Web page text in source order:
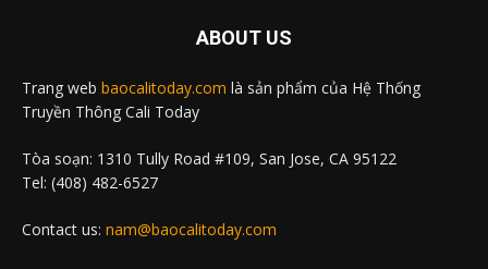
ABOUT US
Trang web baocalitoday.com là sản phẩm của Hệ Thống
Truyền Thông Cali Today
Tòa soạn: 1310 Tully Road #109, San Jose, CA 95122
Tel: (408) 482-6527
Contact us: nam@baocalitoday.com